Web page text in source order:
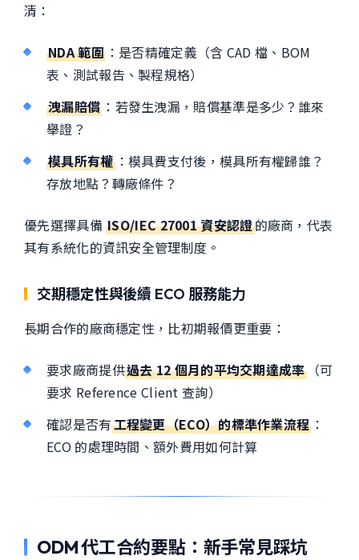
清：
NDA 範圍：是否精確定義（含 CAD 檔、BOM
表、測試報告、製程規格）
洩漏賠償 ：若發生洩漏，賠償基準是多少？誰來
舉證？
模具所有權：模具費支付後，模具所有權歸誰？
存放地點？轉廠條件？
優先選擇具備ISO/IEC 27001 資安認證的廠商，代表
其有系統化的資訊安全管理制度。
交期穩定性與後續 ECO 服務能力
長期合作的廠商穩定性，比初期報價更重要：
要求廠商提供過去 12 個月的平均交期達成率（可
要求 Reference Client 查詢）
確認是否有工程變更（ECO）的標準作業流程 ：
ECO 的處理時間、額外費用如何計算
ODM 代工合約要點：新手常見踩坑